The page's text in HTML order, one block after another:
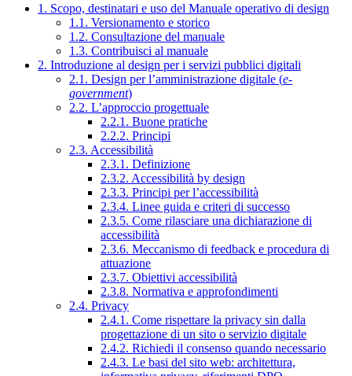
1. Scopo, destinatari e uso del Manuale operativo di design
1.1. Versionamento e storico
1.2. Consultazione del manuale
1.3. Contribuisci al manuale
2. Introduzione al design per i servizi pubblici digitali
2.1. Design per l’amministrazione digitale (e-
government)
2.2. L’approccio progettuale
2.2.1. Buone pratiche
2.2.2. Principi
2.3. Accessibilità
2.3.1. Definizione
2.3.2. Accessibilità by design
2.3.3. Principi per l’accessibilità
2.3.4. Linee guida e criteri di successo
2.3.5. Come rilasciare una dichiarazione di
accessibilità
2.3.6. Meccanismo di feedback e procedura di
attuazione
2.3.7. Obiettivi accessibilità
2.3.8. Normativa e approfondimenti
2.4. Privacy
2.4.1. Come rispettare la privacy sin dalla
progettazione di un sito o servizio digitale
2.4.2. Richiedi il consenso quando necessario
2.4.3. Le basi del sito web: architettura,